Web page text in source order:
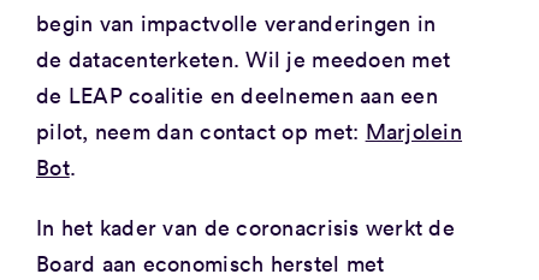
begin van impactvolle veranderingen in
de datacenterketen. Wil je meedoen met
de LEAP coalitie en deelnemen aan een
pilot, neem dan contact op met: Marjolein
Bot.
In het kader van de coronacrisis werkt de
Board aan economisch herstel met